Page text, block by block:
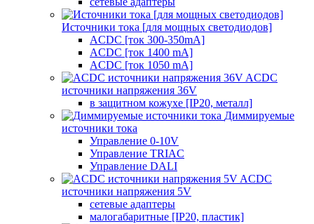
Источники тока [для мощных светодиодов]
ACDC [ток 300-350mA]
ACDC [ток 1400 mA]
ACDC [ток 1050 mA]
ACDC
источники напряжения 36V
в защитном кожухе [IP20, металл]
Диммируемые
источники тока
Управление 0-10V
Управление TRIAC
Управление DALI
ACDC
источники напряжения 5V
сетевые адаптеры
малогабаритные [IP20, пластик]